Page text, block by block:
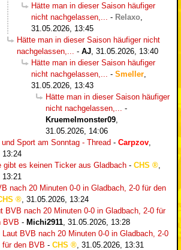
Hätte man in dieser Saison häufiger
nicht nachgelassen,...
- Relaxo
31.05.2026, 13:45
Hätte man in dieser Saison häufiger nicht
nachgelassen,...
- AJ 31.05.2026, 13:40
Hätte man in dieser Saison häufiger
nicht nachgelassen,...
- Smeller
31.05.2026, 13:43
Hätte man in dieser Saison häufiger
nicht nachgelassen,...
-
Kruemelmonster09
31.05.2026, 14:06
und Sport am Sonntag - Thread - Carpzov
13:24
gibt es keinen Ticker aus Gladbach - CHS
nach 20 Minuten 0-0 in Gladbach, 2-0 für den
31.05.2026, 13:24
BVB nach 20 Minuten 0-0 in Gladbach, 2-0 für
BVB - Michi2911 31.05.2026, 13:28
Laut BVB nach 20 Minuten 0-0 in Gladbach, 2-0
für den BVB - CHS
31.05.2026, 13:31